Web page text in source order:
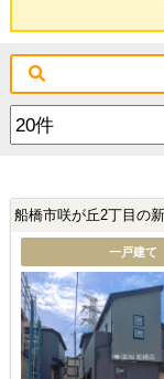
船橋市咲が丘2丁目の
一戸建て